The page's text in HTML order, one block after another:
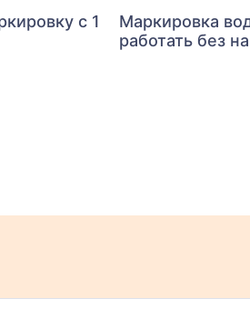
с 1
Маркировка
работать без